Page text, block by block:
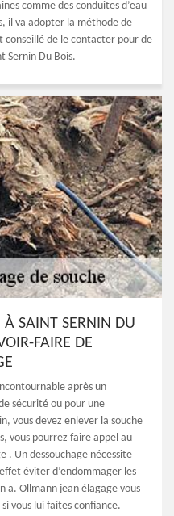
comme des conduites d’eau
il va adopter la méthode de
conseillé de le contacter pour de
Sernin Du Bois.
À SAINT SERNIN DU
FAIRE DE
après un
sécurité ou pour une
vous devez enlever la souche
vous pourrez faire appel au
. Un dessouchage nécessite
éviter d’endommager les
a. Ollmann jean élagage vous
vous lui faites confiance.